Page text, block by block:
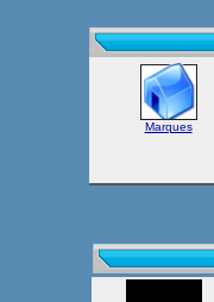
Marques